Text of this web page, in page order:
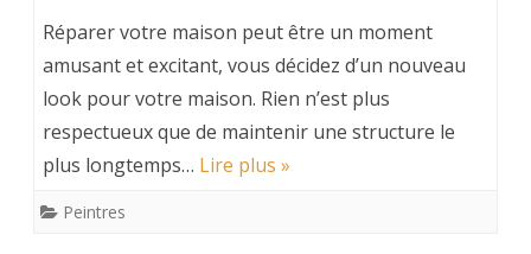
Réparer votre maison peut être un moment
amusant et excitant, vous décidez d’un nouveau
look pour votre maison. Rien n’est plus
respectueux que de maintenir une structure le
plus longtemps… Lire plus »
Peintres